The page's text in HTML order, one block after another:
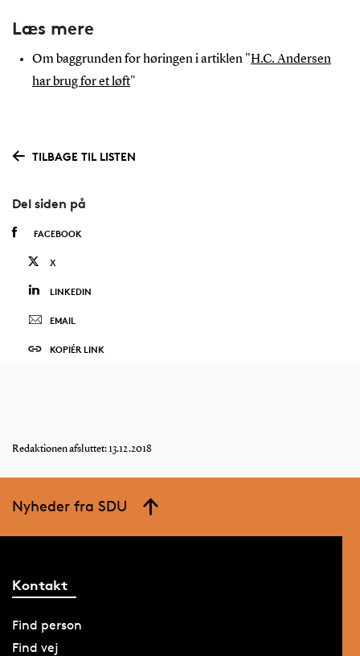
Læs mere
Om baggrunden for høringen i artiklen "H.C. Andersen
har brug for et løft"
TILBAGE TIL LISTEN
Del siden på
FACEBOOK
X
LINKEDIN
EMAIL
KOPIÉR LINK
Redaktionen afsluttet: 13.12.2018
Nyheder fra SDU
Kontakt
Find person
Find vej